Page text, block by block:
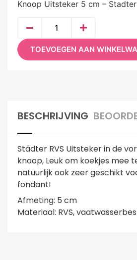
Knoop Uitsteker 5 cm – Stadter
TOEVOEGEN AAN
BESCHRIJVING
Städter RVS Uitsteker in de
knoop, Leuk om koekjes mee
natuurlijk ook zeer geschikt
fondant!
Afmeting: 5 cm
Materiaal: RVS,